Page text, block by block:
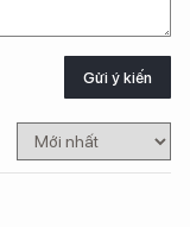
Gửi ý kiến